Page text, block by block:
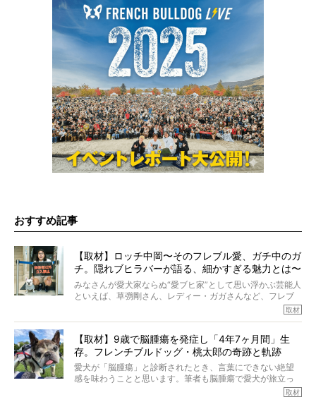
おすすめ記事
【取材】ロッチ中岡〜そのフレブル愛、ガチ中のガ
チ。隠れブヒラバーが語る、細かすぎる魅力とは〜
【前編】
みなさんが愛犬家ならぬ“愛ブヒ家”として思い浮かぶ芸能人
といえば、草彅剛さん、レディー・ガガさんなど、フレブ
ルを飼っている方が多いと思います。が、ロッチ中岡さん
んのインスタグラムを覗くと、たくさんのフレブルアカウ
ントがフォローされていて、わが『FRENCH BULLDOG
LIFE』モデルのnicoやトーラスも、その中の一頭。
そんな中岡さんに、フレブルの魅力を語っていただきまし
た。そのブヒ愛っぷりは、思ってた以上！ ガチ中のガチ
取材
【取材】9歳で脳腫瘍を発症し「4年7ヶ月間」生
存。フレンチブルドッグ・桃太郎の奇跡と軌跡
愛犬が「脳腫瘍」と診断されたとき、言葉にできない絶望
感を味わうことと思います。筆者も脳腫瘍で愛犬が旅立っ
たひとり。だからこそ、どれほど厄介で困難な病気かを理取材